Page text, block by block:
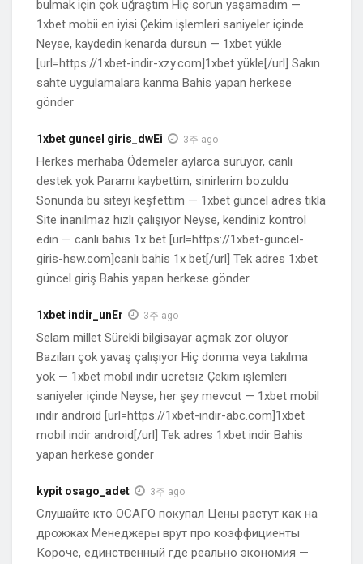
bulmak için çok uğraştım Hiç sorun yaşamadım —
1xbet mobii en iyisi Çekim işlemleri saniyeler içinde
Neyse, kaydedin kenarda dursun — 1xbet yükle
[url=https://1xbet-indir-xzy.com]1xbet yükle[/url] Sakın
sahte uygulamalara kanma Bahis yapan herkese
gönder
1xbet guncel giris_dwEi 3주 ago
Herkes merhaba Ödemeler aylarca sürüyor, canlı
destek yok Paramı kaybettim, sinirlerim bozuldu
Sonunda bu siteyi keşfettim — 1xbet güncel adres tıkla
Site inanılmaz hızlı çalışıyor Neyse, kendiniz kontrol
edin — canlı bahis 1x bet [url=https://1xbet-guncel-
giris-hsw.com]canlı bahis 1x bet[/url] Tek adres 1xbet
güncel giriş Bahis yapan herkese gönder
1xbet indir_unEr 3주 ago
Selam millet Sürekli bilgisayar açmak zor oluyor
Bazıları çok yavaş çalışıyor Hiç donma veya takılma
yok — 1xbet mobil indir ücretsiz Çekim işlemleri
saniyeler içinde Neyse, her şey mevcut — 1xbet mobil
indir android [url=https://1xbet-indir-abc.com]1xbet
mobil indir android[/url] Tek adres 1xbet indir Bahis
yapan herkese gönder
kypit osago_adet 3주 ago
Слушайте кто ОСАГО покупал Цены растут как на
дрожжах Менеджеры врут про коэффициенты
Короче, единственный где реально экономия —